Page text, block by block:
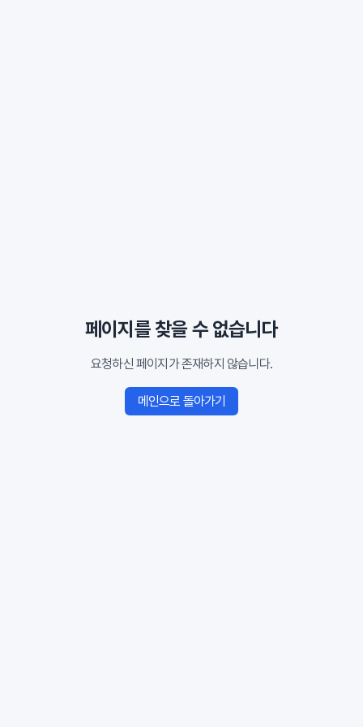
페이지를 찾을 수 없습니다
요청하신 페이지가 존재하지 않습니다.
메인으로 돌아가기